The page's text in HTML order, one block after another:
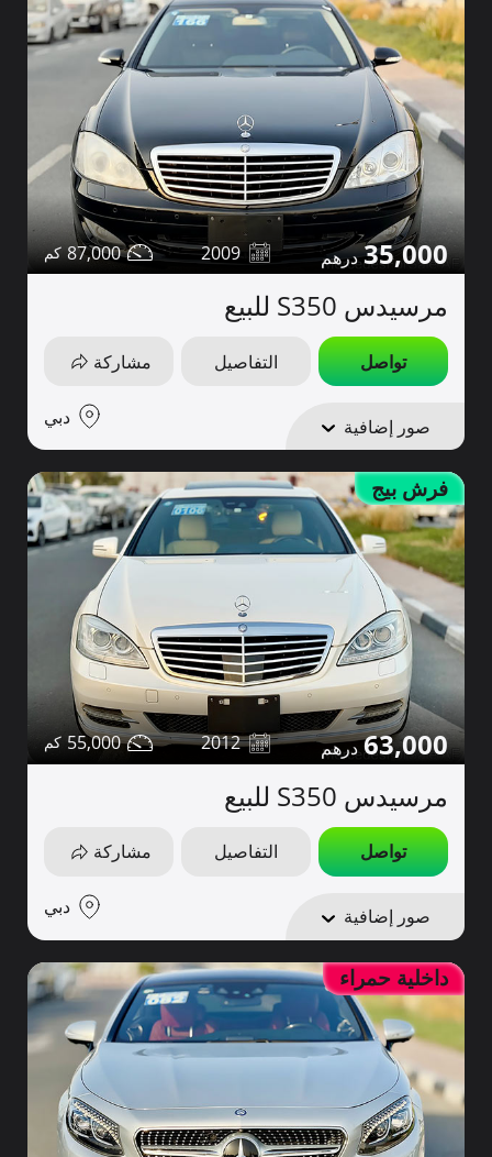
35,000
2009
87,000
مرسيدس S350 للبيع
تواصل التفاصيل مشاركة
صور إضافية دبي
فرش بيج
63,000
2012
55,000
مرسيدس S350 للبيع
تواصل التفاصيل مشاركة
صور إضافية دبي
داخلية حمراء